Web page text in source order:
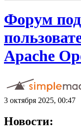
Форум
Apache
3 октября 2025, 00:47
Новости: